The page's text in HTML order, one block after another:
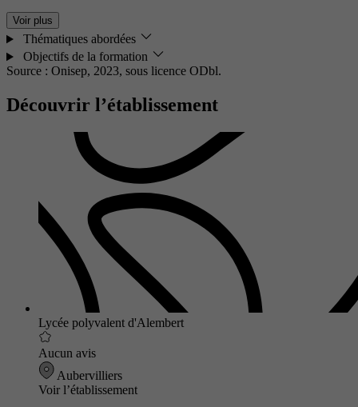
Voir plus
Thématiques abordées
Objectifs de la formation
Source : Onisep, 2023, sous licence ODbl.
Découvrir l’établissement
Lycée polyvalent d'Alembert
Aucun avis
Aubervilliers
Voir l’établissement